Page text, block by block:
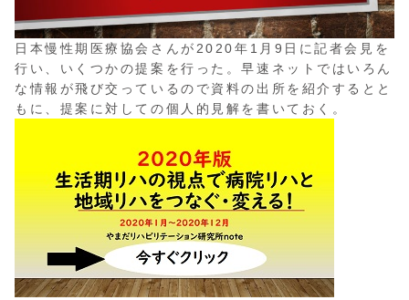
日本慢性期医療協会さんが2020年1月9日に記者会見を
行い、いくつかの提案を行った。早速ネットではいろん
な情報が飛び交っているので資料の出所を紹介するとと
もに、提案に対しての個人的見解を書いておく。